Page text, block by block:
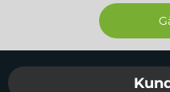
Sidfot